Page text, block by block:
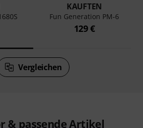
KAUFTEN
Fun Generation PM-6
129 €
Vergleichen
& passende Artikel